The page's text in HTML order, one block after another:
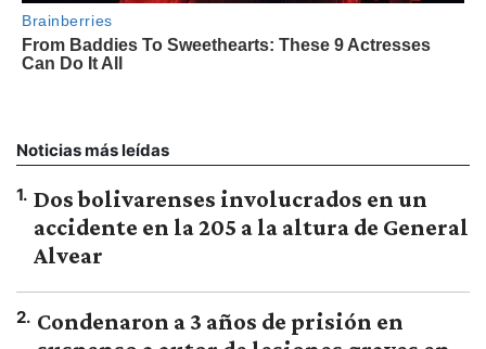
Noticias más leídas
1. Dos bolivarenses involucrados en un
accidente en la 205 a la altura de General
Alvear
2. Condenaron a 3 años de prisión en